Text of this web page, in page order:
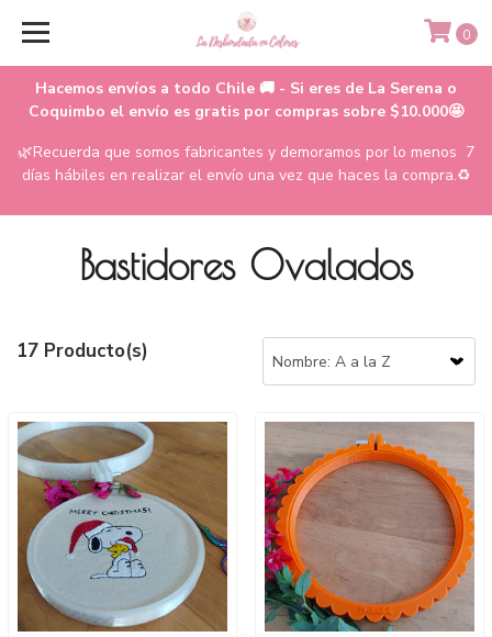
Hacemos envíos a todo Chile 🚚 - Si eres de La Serena o
Coquimbo el envío es gratis por compras sobre $10.000🤩
🌿Recuerda que somos fabricantes y demoramos por lo menos 7
días hábiles en realizar el envío una vez que haces la compra.♻️
0
Bastidores Ovalados
17 Producto(s)